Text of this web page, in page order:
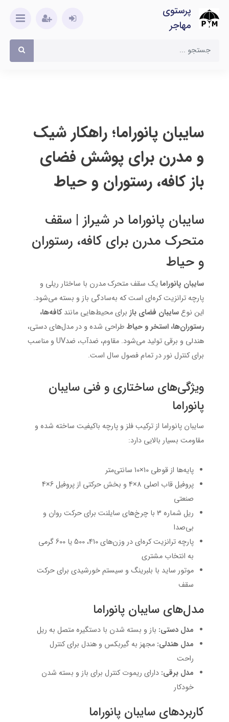
پرستوی
مهاجر
سایبان پانوراما؛ راهکار شیک
و مدرن برای پوشش فضای
باز کافه، رستوران و حیاط
سایبان پانوراما در شیراز | سقف
متحرک مدرن برای کافه، رستوران
و حیاط
سایبان پانوراما یک سقف متحرک مدرن با ساختار ریلی و
پارچه ترانزیت کره‌ای است که به‌سادگی باز و بسته می‌شود.
این نوعسایبان فضای باز برای محیط‌هایی مانندکافه‌ها،
رستوران‌ها، استخر و حیاط طراحی شده و در مدل‌های دستی،
هندلی و برقی تولید می‌شود. مقاوم، ضدآب، ضدUV و مناسب
برای کنترل نور در تمام فصول سال است.
ویژگی‌های ساختاری و فنی سایبان
پانوراما
سایبان پانوراما از ترکیب فلز و پارچه باکیفیت ساخته شده و
مقاومت بسیار بالایی دارد:
پایه‌ها از قوطی 10×10 سانتی‌متر
پروفیل قاب اصلی 8×4 و بخش حرکتی از پروفیل 6×4
صنعتی
ریل شماره 3 با چرخ‌های سایلنت برای حرکت روان و
بی‌صدا
پارچه ترانزیت کره‌ای در وزن‌های 410، 500 یا 600 گرمی
به انتخاب مشتری
موتور ساید با بلبرینگ و سیستم خورشیدی برای حرکت
سقف
مدل‌های سایبان پانوراما
مدل دستی: باز و بسته شدن با دستگیره متصل به ریل
مدل هندلی: مجهز به گیربکس و هندل برای کنترل
راحت
مدل برقی: دارای ریموت کنترل برای باز و بسته شدن
خودکار
کاربردهای سایبان پانوراما